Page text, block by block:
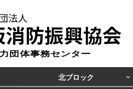
北ブロック